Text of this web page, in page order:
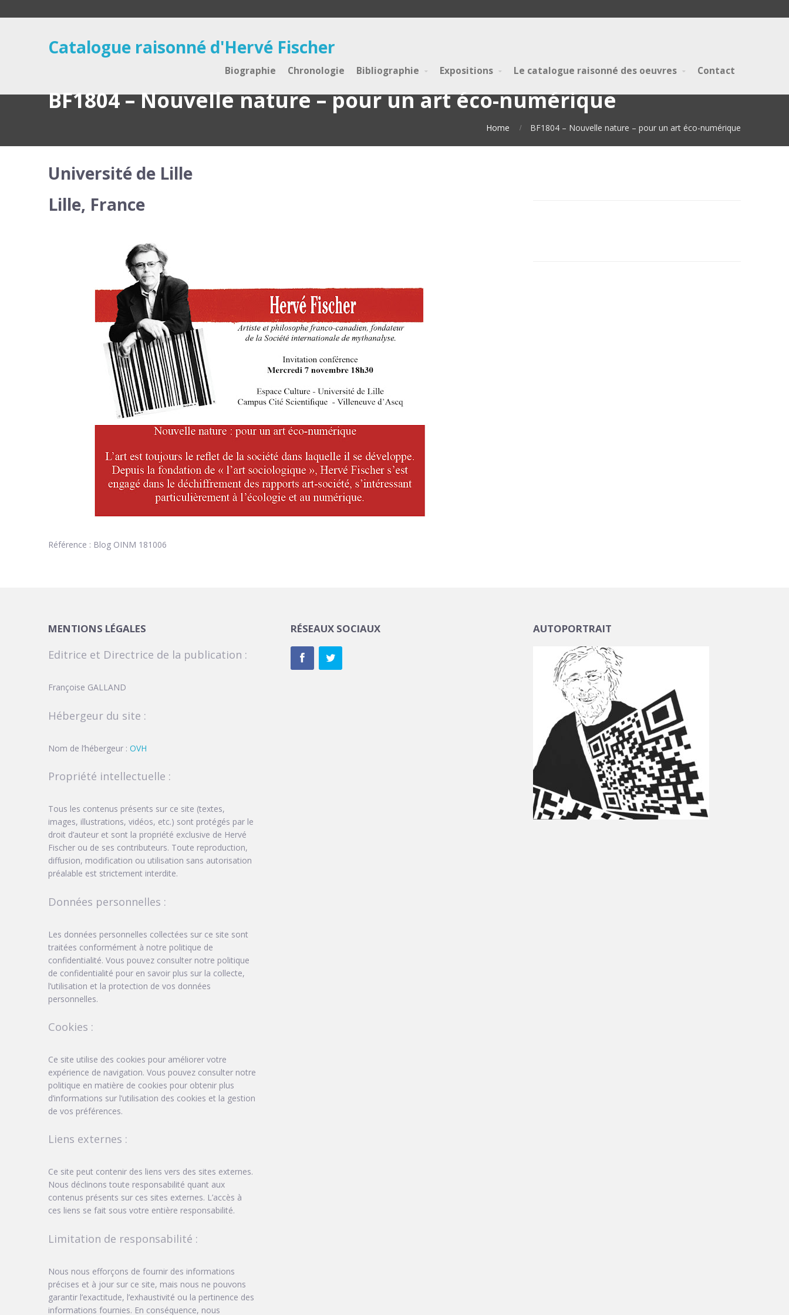
Catalogue raisonné d'Hervé Fischer
Biographie Chronologie Bibliographie Expositions Le catalogue raisonné des oeuvres Contact
BF1804 – Nouvelle nature – pour un art éco-numérique
Home BF1804 – Nouvelle nature – pour un art éco-numérique
Université de Lille
Lille, France
Référence : Blog OINM 181006
MENTIONS LÉGALES
Editrice et Directrice de la publication :
Françoise GALLAND
Hébergeur du site :
Nom de l’hébergeur : OVH
Propriété intellectuelle :
Tous les contenus présents sur ce site (textes,
images, illustrations, vidéos, etc.) sont protégés par le
droit d’auteur et sont la propriété exclusive de Hervé
Fischer ou de ses contributeurs. Toute reproduction,
diffusion, modification ou utilisation sans autorisation
préalable est strictement interdite.
Données personnelles :
Les données personnelles collectées sur ce site sont
traitées conformément à notre politique de
confidentialité. Vous pouvez consulter notre politique
de confidentialité pour en savoir plus sur la collecte,
l’utilisation et la protection de vos données
personnelles.
Cookies :
Ce site utilise des cookies pour améliorer votre
expérience de navigation. Vous pouvez consulter notre
politique en matière de cookies pour obtenir plus
d’informations sur l’utilisation des cookies et la gestion
de vos préférences.
Liens externes :
Ce site peut contenir des liens vers des sites externes.
Nous déclinons toute responsabilité quant aux
contenus présents sur ces sites externes. L’accès à
ces liens se fait sous votre entière responsabilité.
Limitation de responsabilité :
Nous nous efforçons de fournir des informations
précises et à jour sur ce site, mais nous ne pouvons
garantir l’exactitude, l’exhaustivité ou la pertinence des
informations fournies. En conséquence, nous
RÉSEAUX SOCIAUX AUTOPORTRAIT